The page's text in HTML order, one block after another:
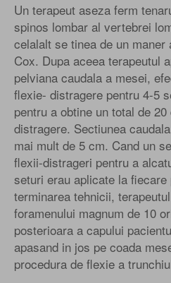
Un terapeut aseza ferm
spinos lombar al vertebrei
celalalt se tinea de un maner
Cox. Dupa aceea terapeutul
pelviana caudala a mesei,
flexie- distragere pentru 4-5
pentru a obtine un total de
distragere. Sectiunea
mai mult de 5 cm. Cand un
flexii-distrageri pentru a
seturi erau aplicate la fiecare
terminarea tehnicii,
foramenului magnum de 10
posterioara a capului
apasand in jos pe coada
procedura de flexie a